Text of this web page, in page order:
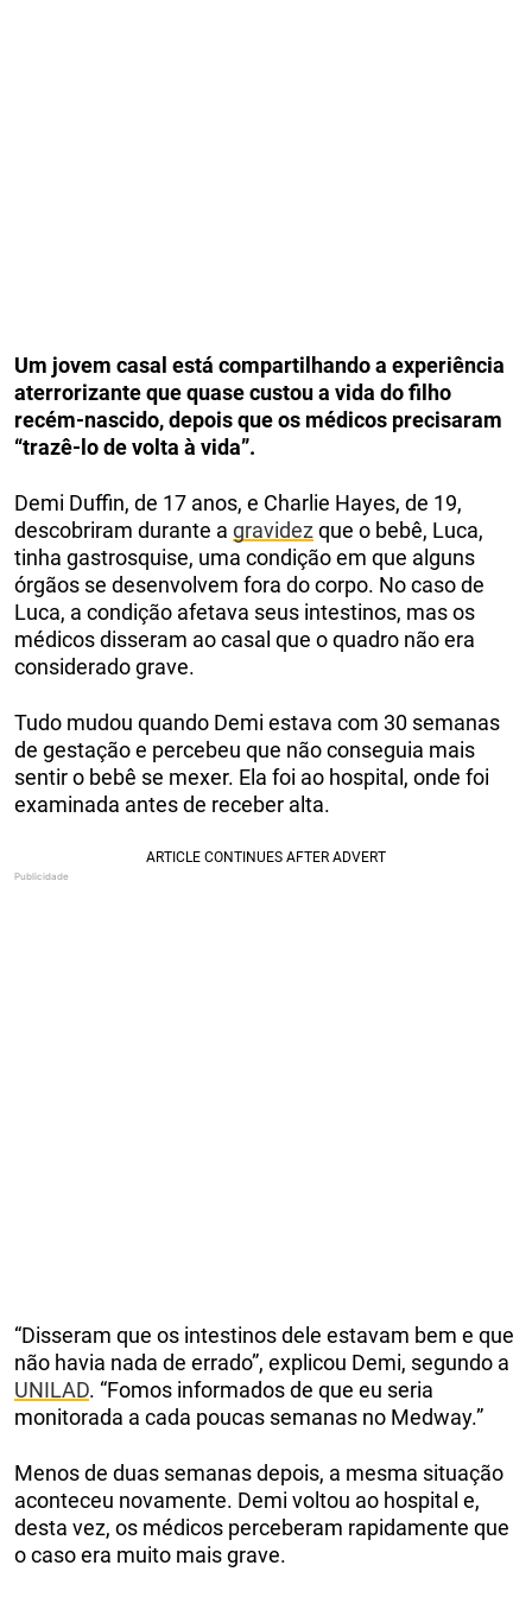
Um jovem casal está compartilhando a experiência
aterrorizante que quase custou a vida do filho
recém-nascido, depois que os médicos precisaram
“trazê-lo de volta à vida”.
Demi Duffin, de 17 anos, e Charlie Hayes, de 19,
descobriram durante a gravidezque o bebê, Luca,
tinha gastrosquise, uma condição em que alguns
órgãos se desenvolvem fora do corpo. No caso de
Luca, a condição afetava seus intestinos, mas os
médicos disseram ao casal que o quadro não era
considerado grave.
Tudo mudou quando Demi estava com 30 semanas
de gestação e percebeu que não conseguia mais
sentir o bebê se mexer. Ela foi ao hospital, onde foi
examinada antes de receber alta.
“Disseram que os intestinos dele estavam bem e que
não havia nada de errado”, explicou Demi, segundo a
UNILAD. “Fomos informados de que eu seria
monitorada a cada poucas semanas no Medway.”
Menos de duas semanas depois, a mesma situação
aconteceu novamente. Demi voltou ao hospital e,
desta vez, os médicos perceberam rapidamente que
o caso era muito mais grave.